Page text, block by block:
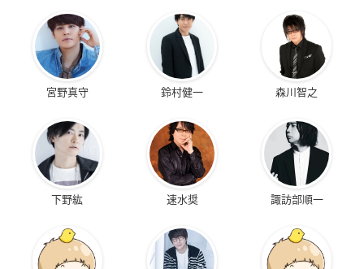
宮野真守 鈴村健一 森川智之
下野紘 速水奨 諏訪部順一